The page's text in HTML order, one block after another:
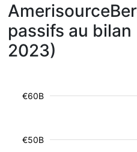
passifs au bilan
2023)
€50B
€60B